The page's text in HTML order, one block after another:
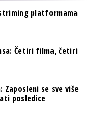
platformama
Četiri filma, četiri
se sve više
posledice